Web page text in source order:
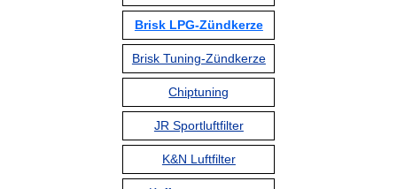
Brisk LPG-Zündkerze
Brisk Tuning-Zündkerze
Chiptuning
JR Sportluftfilter
K&N Luftfilter